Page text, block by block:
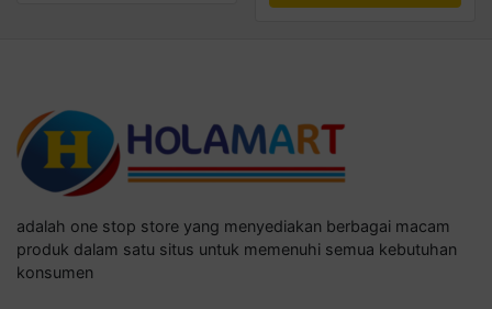
adalah one stop store yang menyediakan berbagai macam
produk dalam satu situs untuk memenuhi semua kebutuhan
konsumen